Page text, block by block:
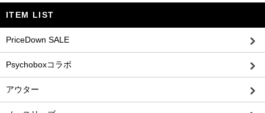
ITEM LIST
PriceDown SALE
Psychoboxコラボ
アウター